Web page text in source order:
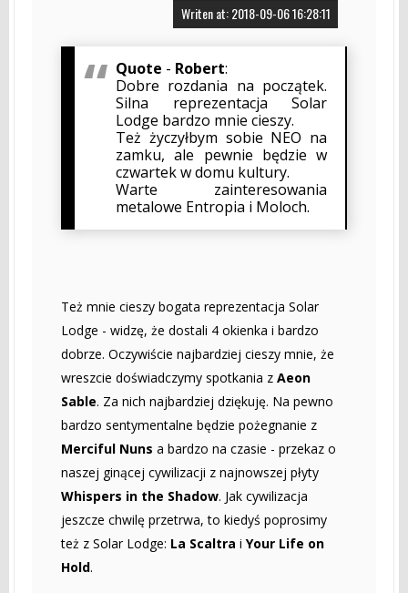
Writen at: 2018-09-06 16:28:11
Quote - Robert:
Dobre rozdania na początek.
Silna reprezentacja Solar
Lodge bardzo mnie cieszy.
Też życzyłbym sobie NEO na
zamku, ale pewnie będzie w
czwartek w domu kultury.
Warte zainteresowania
metalowe Entropia i Moloch.
Też mnie cieszy bogata reprezentacja Solar
Lodge - widzę, że dostali 4 okienka i bardzo
dobrze. Oczywiście najbardziej cieszy mnie, że
wreszcie doświadczymy spotkania z Aeon
Sable. Za nich najbardziej dziękuję. Na pewno
bardzo sentymentalne będzie pożegnanie z
Merciful Nuns a bardzo na czasie - przekaz o
naszej ginącej cywilizacji z najnowszej płyty
Whispers in the Shadow. Jak cywilizacja
jeszcze chwilę przetrwa, to kiedyś poprosimy
też z Solar Lodge: La Scaltra i Your Life on
Hold.